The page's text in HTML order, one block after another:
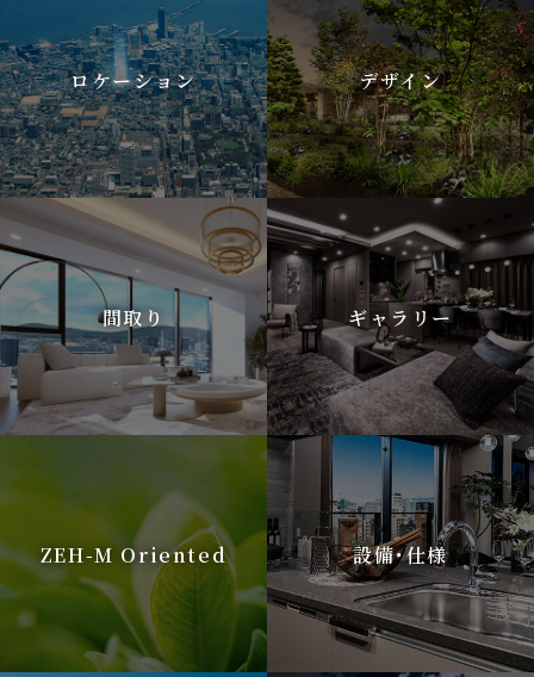
ロケーション デザイン
間取り ギャラリー
ZEH-M Oriented 設備･仕様